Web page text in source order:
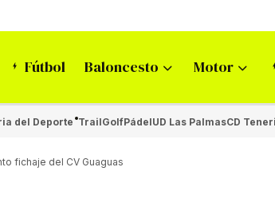
Fútbol Baloncesto Motor
del Deporte TrailGolfPádelUD Las PalmasCD
fichaje del CV Guaguas